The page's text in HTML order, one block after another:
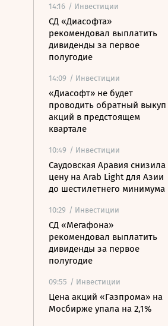
14:16 / Инвестиции
СД «Диасофта»
рекомендовал выплатить
дивиденды за первое
полугодие
14:09 / Инвестиции
«Диасофт» не будет
проводить обратный выкуп
акций в предстоящем
квартале
10:49 / Инвестиции
Саудовская Аравия снизила
цену на Arab Light для Азии
до шестилетнего минимума
10:29 / Инвестиции
СД «Мегафона»
рекомендовал выплатить
дивиденды за первое
полугодие
09:55 / Инвестиции
Цена акций «Газпрома» на
Мосбирже упала на 2,1%